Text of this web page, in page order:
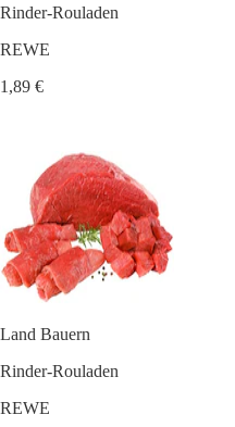
Rinder-Rouladen
REWE
1,89 €
Land Bauern
Rinder-Rouladen
REWE